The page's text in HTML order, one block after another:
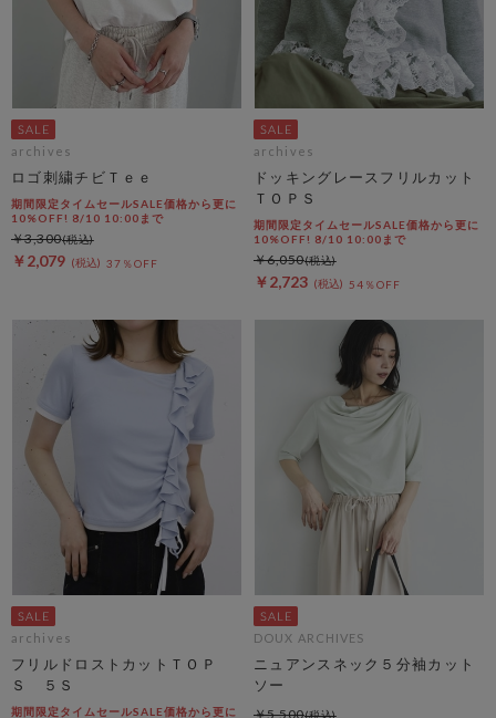
archives
ロゴ刺繍チビＴｅｅ
期間限定タイムセールSALE価格から更に
10%OFF! 8/10 10:00まで
￥2,079 37％OFF
￥3,300
archives
ドッキングレースフリルカット
ＴＯＰＳ
期間限定タイムセールSALE価格から更に
10%OFF! 8/10 10:00まで
￥2,723 54％OFF
￥6,050
archives
フリルドロストカットＴＯＰ
Ｓ ５Ｓ
期間限定タイムセールSALE価格から更に
DOUX ARCHIVES
ニュアンスネック５分袖カット
ソー
￥5,500